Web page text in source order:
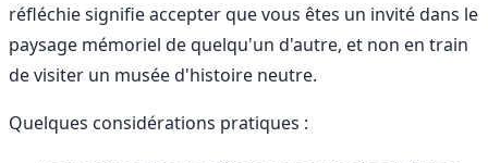
réfléchie signifie accepter que vous êtes un invité dans le
paysage mémoriel de quelqu'un d'autre, et non en train
de visiter un musée d'histoire neutre.
Quelques considérations pratiques :